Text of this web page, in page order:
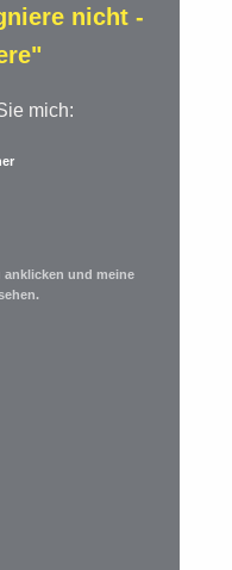
nicht -
mich:
und meine